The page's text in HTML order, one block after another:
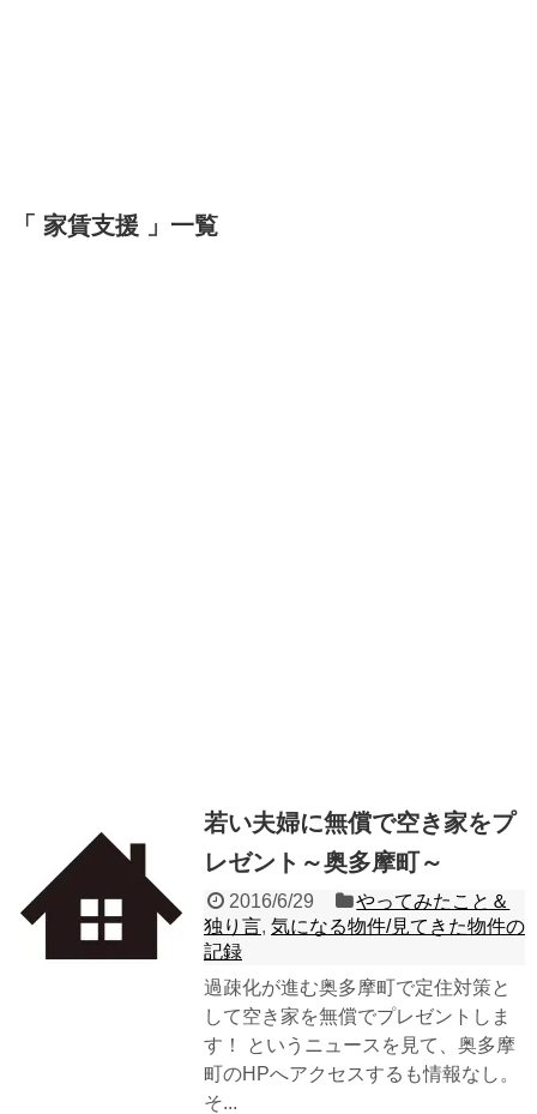
「 家賃支援 」一覧
若い夫婦に無償で空き家をプ
レゼント～奥多摩町～
2016/6/29
やってみたこと＆
独り言, 気になる物件/見てきた物件の
記録
過疎化が進む奥多摩町で定住対策と
して空き家を無償でプレゼントしま
す！ というニュースを見て、奥多摩
町のHPへアクセスするも情報なし。
そ...